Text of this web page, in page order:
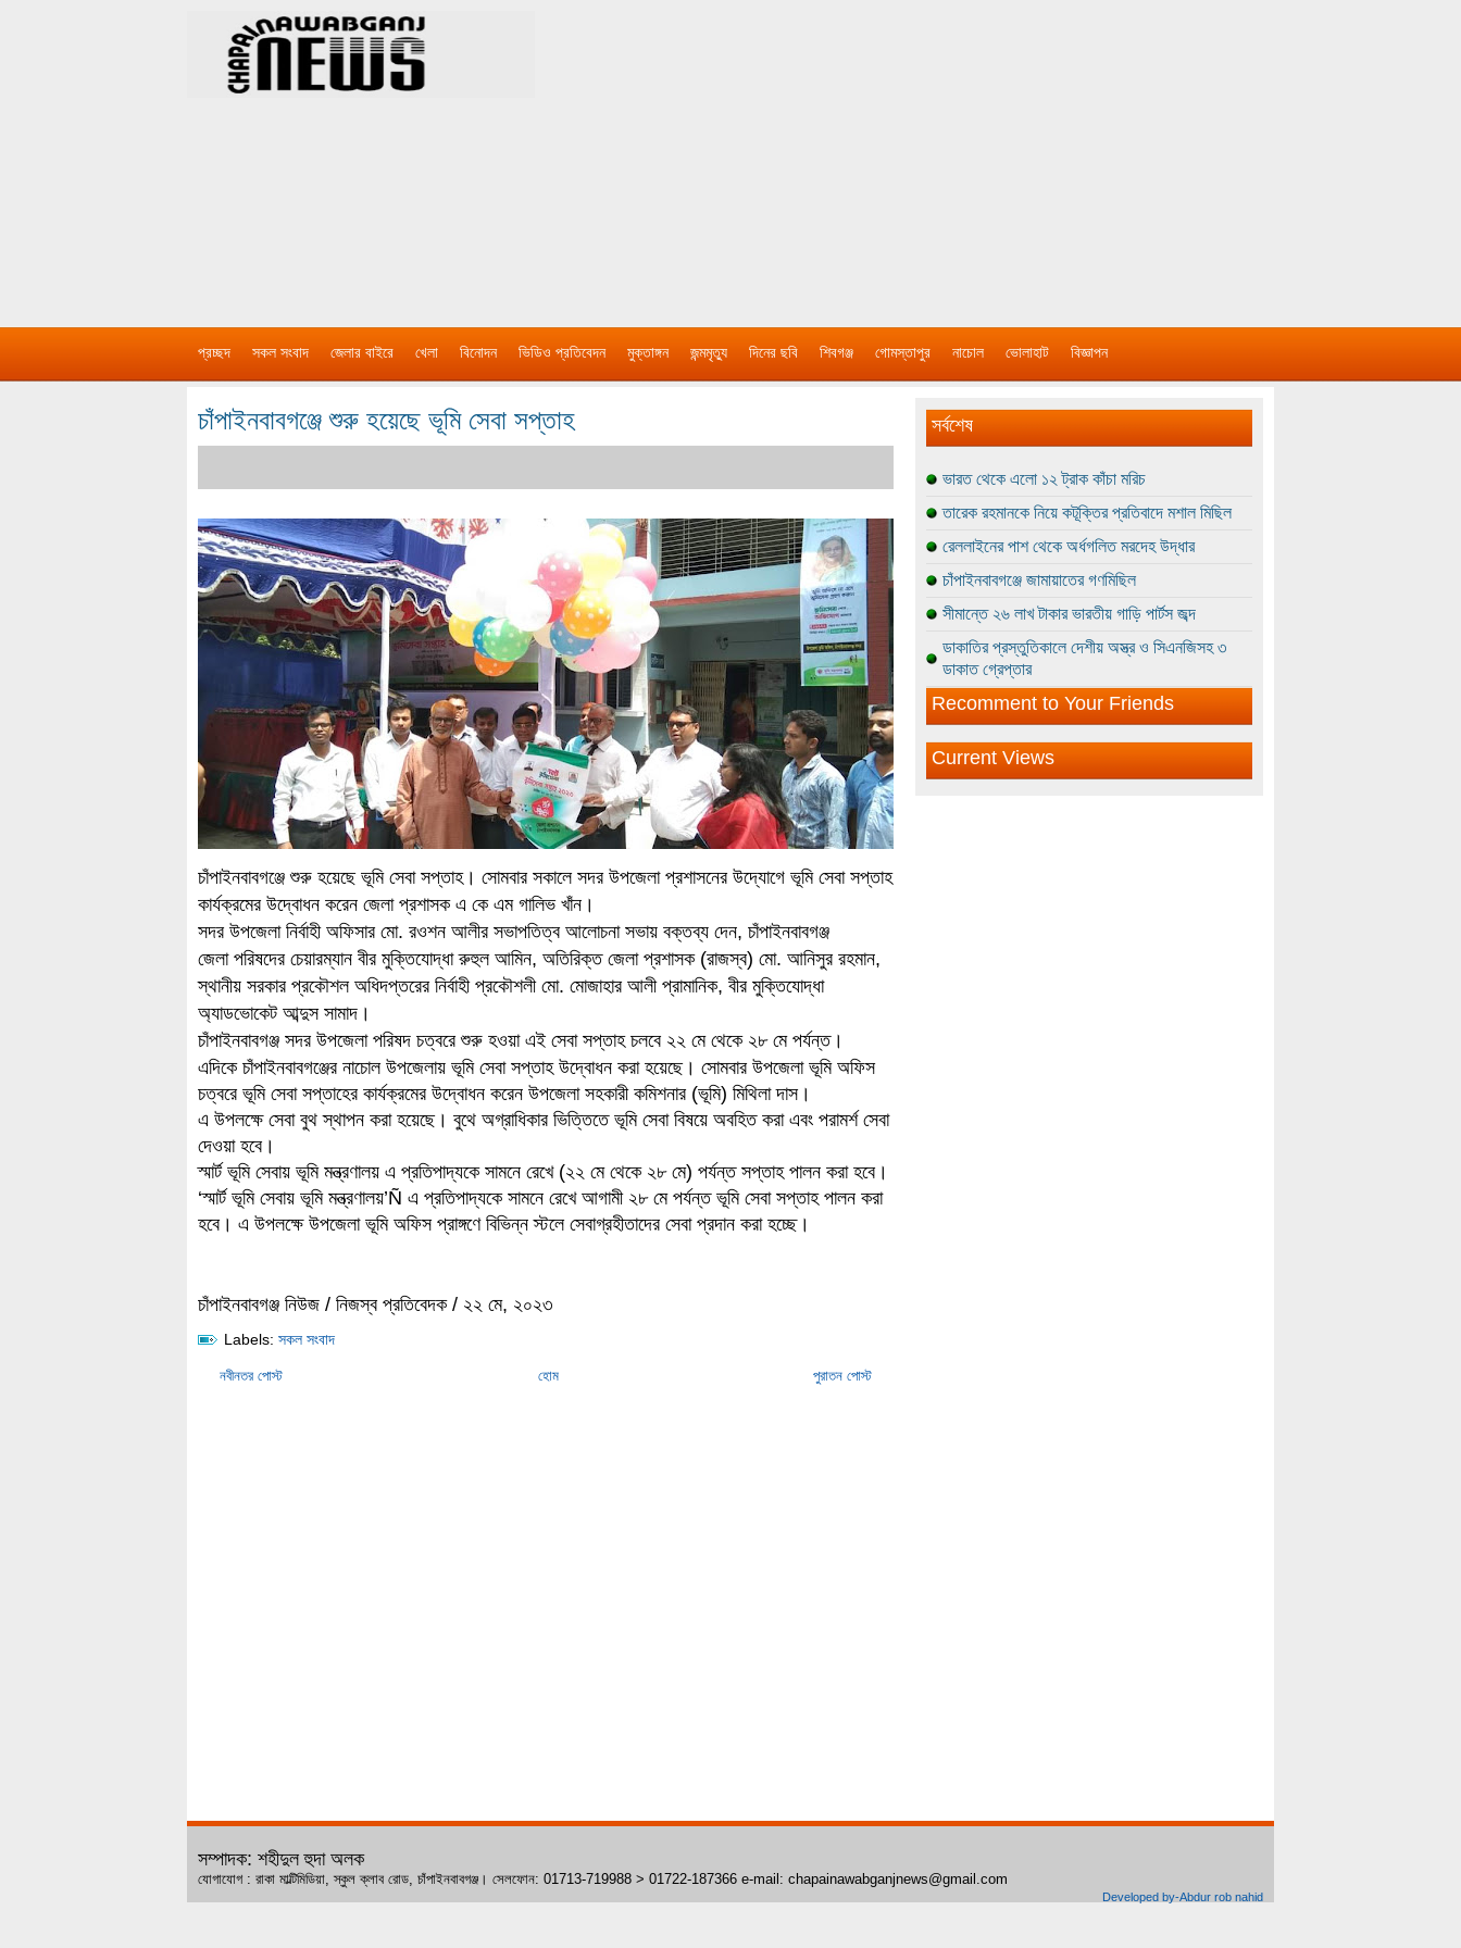
প্রচ্ছদ সকল সংবাদ জেলার বাইরে খেলা বিনোদন ভিডিও প্রতিবেদন মুক্তাঙ্গন জন্মমৃত্যু দিনের ছবি শিবগঞ্জ গোমস্তাপুর নাচোল ভোলাহাট বিজ্ঞাপন
চাঁপাইনবাবগঞ্জে শুরু হয়েছে ভূমি সেবা সপ্তাহ
চাঁপাইনবাবগঞ্জে শুরু হয়েছে ভূমি সেবা সপ্তাহ। সোমবার সকালে সদর উপজেলা প্রশাসনের উদ্যোগে ভূমি সেবা সপ্তাহ
কার্যক্রমের উদ্বোধন করেন জেলা প্রশাসক এ কে এম গালিভ খাঁন।
সদর উপজেলা নির্বাহী অফিসার মো. রওশন আলীর সভাপতিত্ব আলোচনা সভায় বক্তব্য দেন, চাঁপাইনবাবগঞ্জ
জেলা পরিষদের চেয়ারম্যান বীর মুক্তিযোদ্ধা রুহুল আমিন, অতিরিক্ত জেলা প্রশাসক (রাজস্ব) মো. আনিসুর রহমান,
স্থানীয় সরকার প্রকৌশল অধিদপ্তরের নির্বাহী প্রকৌশলী মো. মোজাহার আলী প্রামানিক, বীর মুক্তিযোদ্ধা
অ্যাডভোকেট আব্দুস সামাদ।
চাঁপাইনবাবগঞ্জ সদর উপজেলা পরিষদ চত্বরে শুরু হওয়া এই সেবা সপ্তাহ চলবে ২২ মে থেকে ২৮ মে পর্যন্ত।
এদিকে চাঁপাইনবাবগঞ্জের নাচোল উপজেলায় ভূমি সেবা সপ্তাহ উদ্বোধন করা হয়েছে। সোমবার উপজেলা ভূমি অফিস
চত্বরে ভূমি সেবা সপ্তাহের কার্যক্রমের উদ্বোধন করেন উপজেলা সহকারী কমিশনার (ভূমি) মিথিলা দাস।
এ উপলক্ষে সেবা বুথ স্থাপন করা হয়েছে। বুথে অগ্রাধিকার ভিত্তিতে ভূমি সেবা বিষয়ে অবহিত করা এবং পরামর্শ সেবা
দেওয়া হবে।
স্মার্ট ভূমি সেবায় ভূমি মন্ত্রণালয় এ প্রতিপাদ্যকে সামনে রেখে (২২ মে থেকে ২৮ মে) পর্যন্ত সপ্তাহ পালন করা হবে।
‘স্মার্ট ভূমি সেবায় ভূমি মন্ত্রণালয়’Ñ এ প্রতিপাদ্যকে সামনে রেখে আগামী ২৮ মে পর্যন্ত ভূমি সেবা সপ্তাহ পালন করা
হবে। এ উপলক্ষে উপজেলা ভূমি অফিস প্রাঙ্গণে বিভিন্ন স্টলে সেবাগ্রহীতাদের সেবা প্রদান করা হচ্ছে।
চাঁপাইনবাবগঞ্জ নিউজ / নিজস্ব প্রতিবেদক / ২২ মে, ২০২৩
Labels: সকল সংবাদ
নবীনতর পোস্ট পুরাতন পোস্ট
হোম
সর্বশেষ
ভারত থেকে এলো ১২ ট্রাক কাঁচা মরিচ
তারেক রহমানকে নিয়ে কটূক্তির প্রতিবাদে মশাল মিছিল
রেললাইনের পাশ থেকে অর্ধগলিত মরদেহ উদ্ধার
চাঁপাইনবাবগঞ্জে জামায়াতের গণমিছিল
সীমান্তে ২৬ লাখ টাকার ভারতীয় গাড়ি পার্টস জব্দ
ডাকাতির প্রস্তুতিকালে দেশীয় অস্ত্র ও সিএনজিসহ ৩
ডাকাত গ্রেপ্তার
Recomment to Your Friends
Current Views
সম্পাদক: শহীদুল হুদা অলক
যোগাযোগ : রাকা মাল্টিমিডিয়া, স্কুল ক্লাব রোড, চাঁপাইনবাবগঞ্জ। সেলফোন: 01713-719988 > 01722-187366 e-mail: chapainawabganjnews@gmail.com
Developed by-Abdur rob nahid